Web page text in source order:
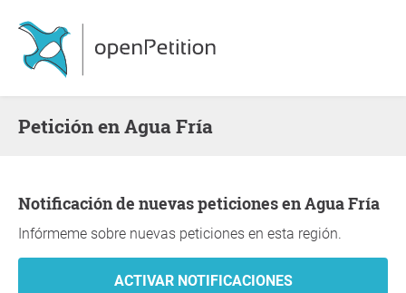
Petición en Agua Fría
Notificación de nuevas peticiones en Agua Fría
Infórmeme sobre nuevas peticiones en esta región.